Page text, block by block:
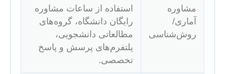
مشاوره
آماری/
روش‌شناسی
استفاده از ساعات مشاوره
رایگان دانشگاه، گروه‌های
مطالعاتی دانشجویی،
پلتفرم‌های پرسش و پاسخ
تخصصی.